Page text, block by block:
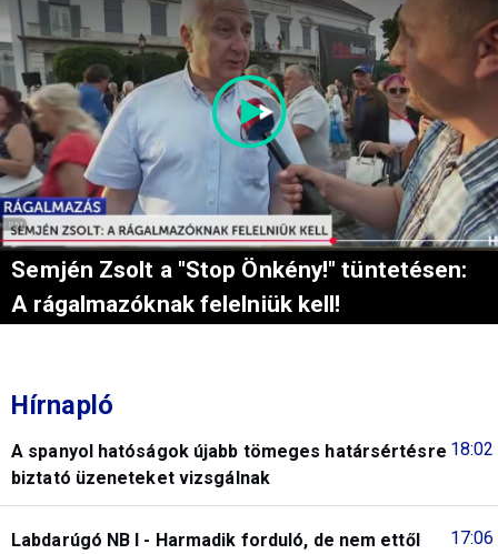
Semjén Zsolt a "Stop Önkény!" tüntetésen:
A rágalmazóknak felelniük kell!
Hírnapló
18:02
A spanyol hatóságok újabb tömeges határsértésre
biztató üzeneteket vizsgálnak
17:06
Labdarúgó NB I - Harmadik forduló, de nem ettől